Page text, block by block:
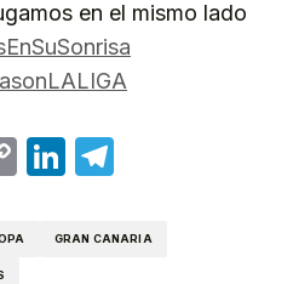
en el mismo lado
CopyLinkedIn
GRAN CANARIA